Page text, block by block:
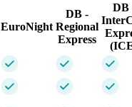
EuroNight
DB -
Regional
Express
DB